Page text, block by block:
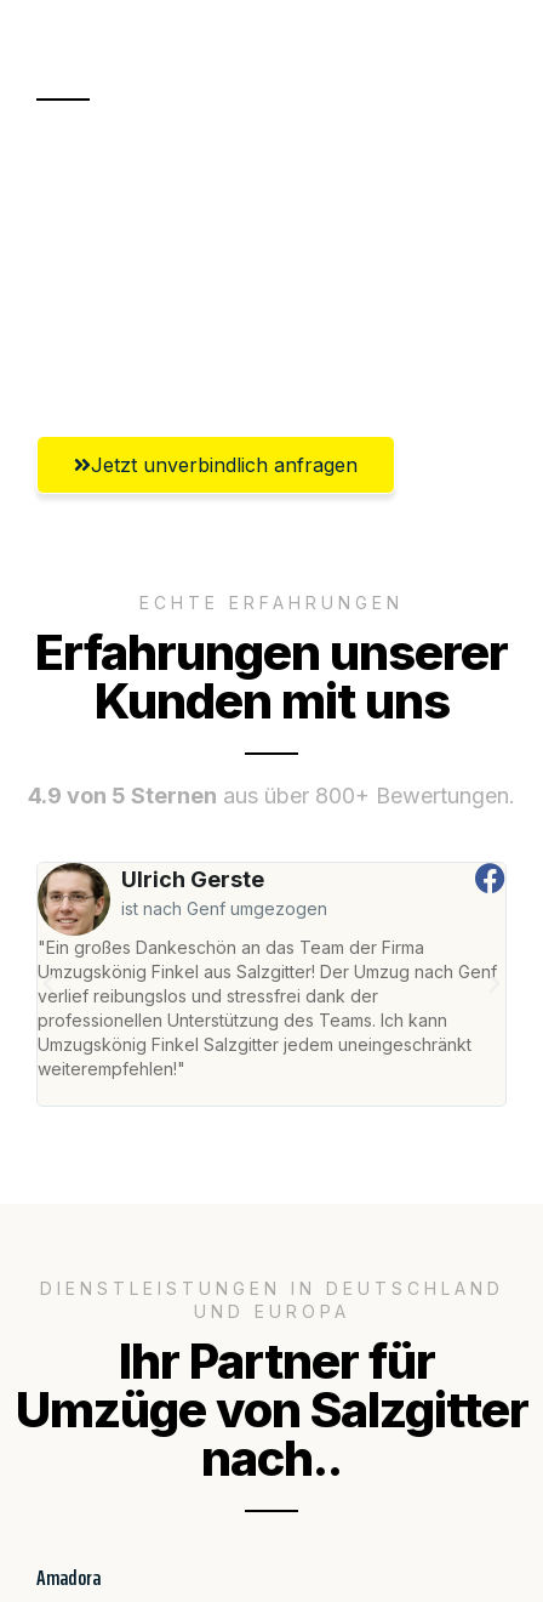
Jetzt unverbindlich anfragen
ECHTE ERFAHRUNGEN
Erfahrungen unserer
Kunden mit uns
4.9 von 5 Sternen aus über 800+ Bewertungen.
Ulrich Gerste
ist nach Genf umgezogen
"Ein großes Dankeschön an das Team der Firma
Umzugskönig Finkel aus Salzgitter! Der Umzug nach Genf
verlief reibungslos und stressfrei dank der
professionellen Unterstützung des Teams. Ich kann
Umzugskönig Finkel Salzgitter jedem uneingeschränkt
weiterempfehlen!"
DIENSTLEISTUNGEN IN DEUTSCHLAND
UND EUROPA
Ihr Partner für
Umzüge von Salzgitter
nach..
Amadora